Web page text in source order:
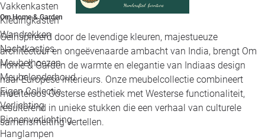
Vakkenkasten
Kledingkasten
Wandrekken
Nachtkastjes
Meubelhoezen
Meubelonderhoud
Eigen Collectie
Verlichting
Binnenverlichting
Hanglampen
Om Home & Garden
Geïnspireerd door de levendige kleuren, majestueuze
architectuur en ongeëvenaarde ambacht van India, brengt Om
Home & Garden de warmte en elegantie van Indiaas design
naar Europese interieurs. Onze meubelcollectie combineert
moeiteloos Oosterse esthetiek met Westerse functionaliteit,
resulterend in unieke stukken die een verhaal van culturele
samensmelting vertellen.